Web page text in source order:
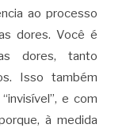
ao processo
dores. Você é
dores, tanto
Isso também
e com
à medida